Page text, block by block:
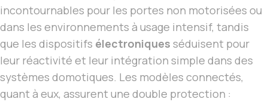
incontournables pour les portes non motorisées ou
dans les environnements à usage intensif, tandis
que les dispositifs électroniques séduisent pour
leur réactivité et leur intégration simple dans des
systèmes domotiques. Les modèles connectés,
quant à eux, assurent une double protection :